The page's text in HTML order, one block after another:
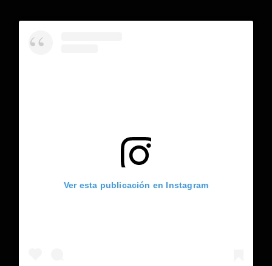
Ver esta publicación en Instagram